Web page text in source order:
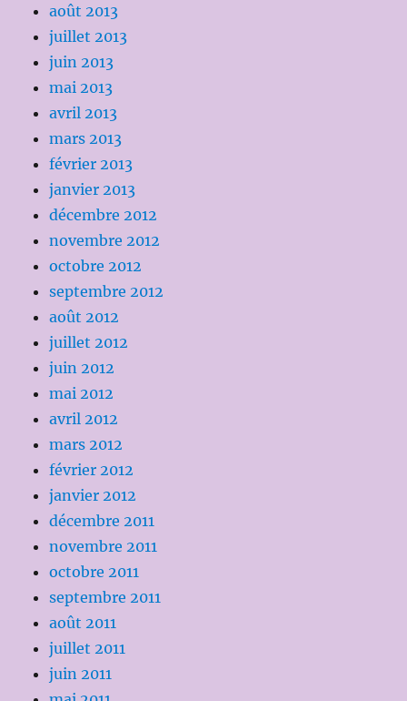
août 2013
juillet 2013
juin 2013
mai 2013
avril 2013
mars 2013
février 2013
janvier 2013
décembre 2012
novembre 2012
octobre 2012
septembre 2012
août 2012
juillet 2012
juin 2012
mai 2012
avril 2012
mars 2012
février 2012
janvier 2012
décembre 2011
novembre 2011
octobre 2011
septembre 2011
août 2011
juillet 2011
juin 2011